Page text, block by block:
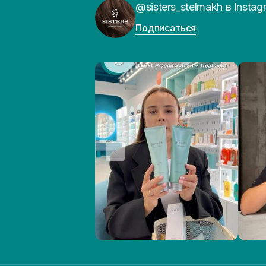
@sisters_stelmakh в
Подписаться